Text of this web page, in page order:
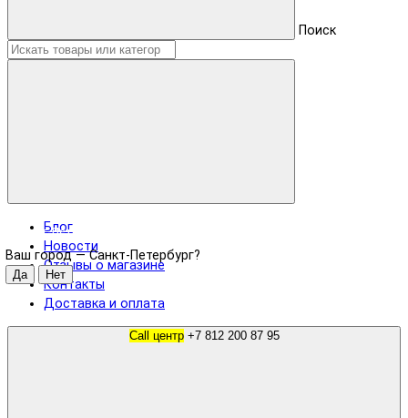
Поиск
Санкт-Петербург
Ваш город —Санкт-Петербург?
Блог
Новости
Отзывы о магазине
Контакты
Доставка и оплата
Call центр +7 812 200 87 95